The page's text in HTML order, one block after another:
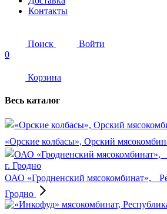
Контакты
Поиск
Войти
0
Корзина
Весь каталог
«Орские колбасы», Орский
ОАО «Гродненский мясокомбинат»,
Гродно